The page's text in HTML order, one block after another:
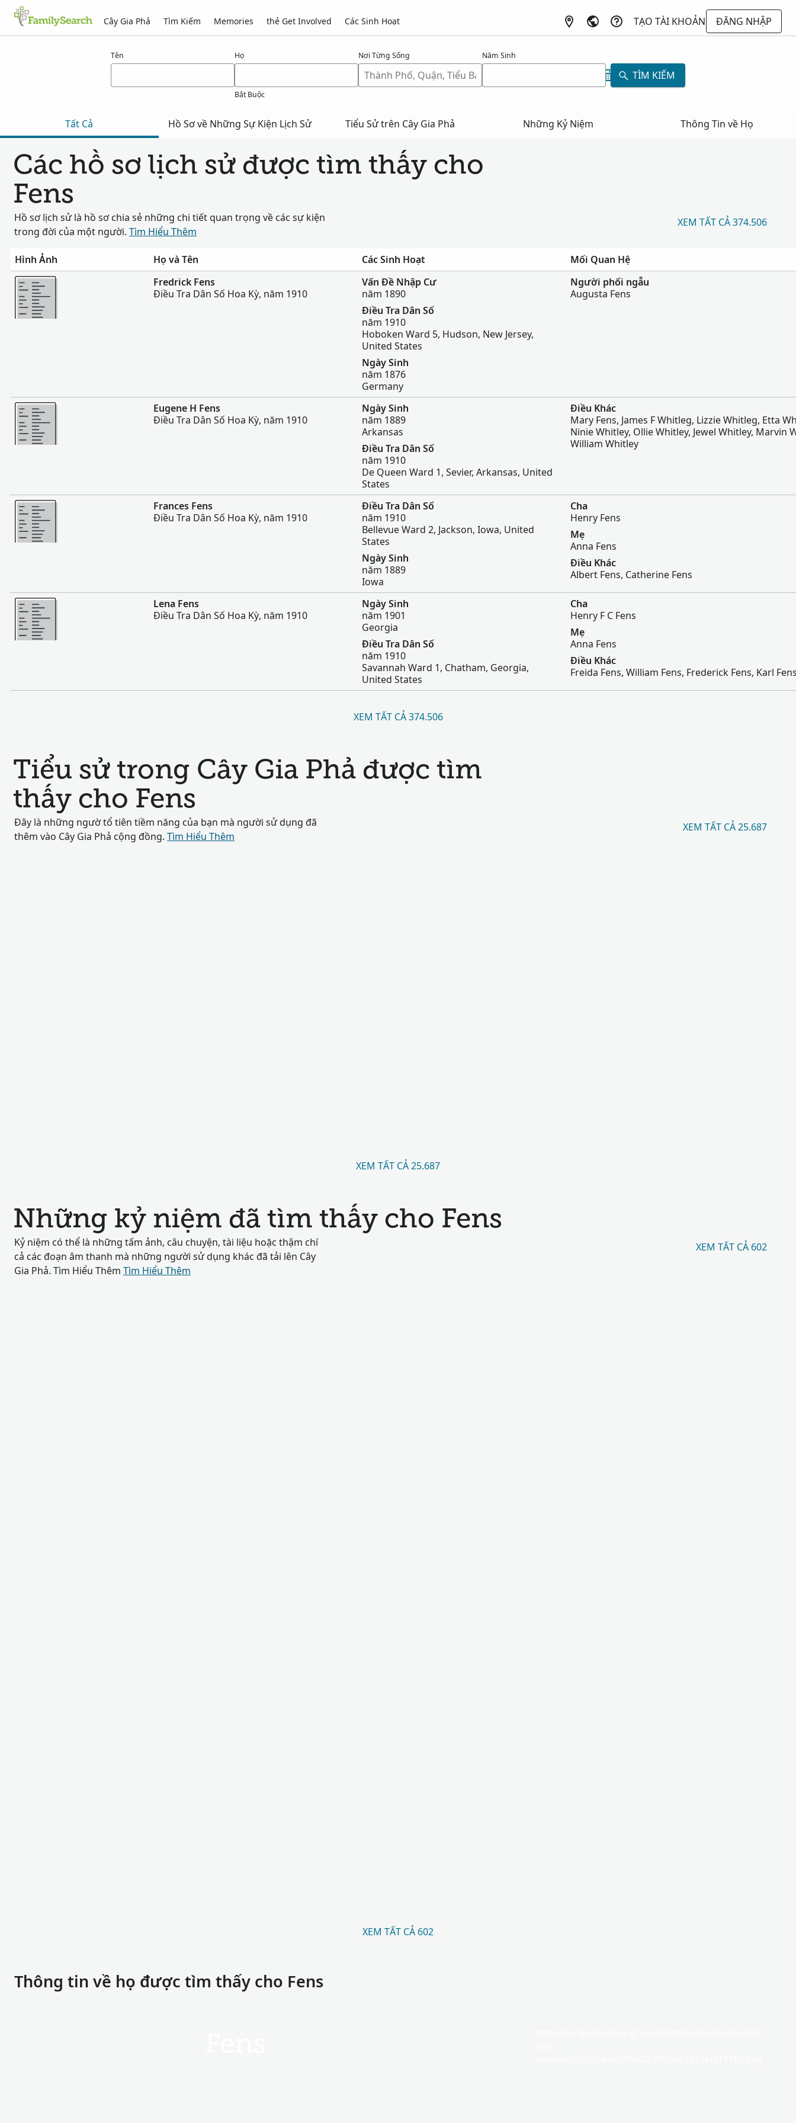
Cây Gia Phả Tìm Kiếm Memories thẻ Get Involved Các Sinh Hoạt TẠO TÀI KHOẢN
ĐĂNG NHẬP
Tên Họ
Bắt Buộc
Nơi Từng Sống Năm Sinh
TÌM KIẾM
Tất Cả Hồ Sơ về Những Sự Kiện Lịch Sử Tiểu Sử trên Cây Gia Phả Những Kỷ Niệm Thông Tin về Họ
Các hồ sơ lịch sử được tìm thấy cho
Fens
Hồ sơ lịch sử là hồ sơ chia sẻ những chi tiết quan trọng về các sự kiện
trong đời của một người. Tìm Hiểu Thêm
XEM TẤT CẢ 374.506
Hình Ảnh Họ và Tên Các Sinh Hoạt
Mối Quan Hệ
Nhiều Hơn
Fredrick Fens
Điều Tra Dân Số Hoa Kỳ, năm 1910
Vấn Đề Nhập Cư
năm 1890
Điều Tra Dân Số
năm 1910
Hoboken Ward 5, Hudson, New Jersey,
United States
Ngày Sinh
năm 1876
Germany
Người phối ngẫu
Augusta Fens
Nhiều Hơn
Eugene H Fens
Điều Tra Dân Số Hoa Kỳ, năm 1910
Ngày Sinh
năm 1889
Arkansas
Điều Tra Dân Số
năm 1910
De Queen Ward 1, Sevier, Arkansas, United
States
Điều Khác
Mary Fens, James F Whitleg, Lizzie Whitleg, Etta
Ninie Whitley, Ollie Whitley, Jewel Whitley, Marvin
William Whitley
Nhiều Hơn
Frances Fens
Điều Tra Dân Số Hoa Kỳ, năm 1910
Điều Tra Dân Số
năm 1910
Bellevue Ward 2, Jackson, Iowa, United
States
Ngày Sinh
năm 1889
Iowa
Cha
Henry Fens
Mẹ
Anna Fens
Điều Khác
Albert Fens, Catherine Fens
Nhiều Hơn
Lena Fens
Điều Tra Dân Số Hoa Kỳ, năm 1910
Ngày Sinh
năm 1901
Georgia
Điều Tra Dân Số
năm 1910
Savannah Ward 1, Chatham, Georgia,
United States
Cha
Henry F C Fens
Mẹ
Anna Fens
Điều Khác
Freida Fens, William Fens, Frederick Fens, Karl
XEM TẤT CẢ 374.506
Tiểu sử trong Cây Gia Phả được tìm
thấy cho Fens
Đây là những ngườ tổ tiên tiềm năng của bạn mà người sử dụng đã
thêm vào Cây Gia Phả cộng đồng. Tìm Hiểu Thêm
XEM TẤT CẢ 25.687
XEM TẤT CẢ 25.687
Những kỷ niệm đã tìm thấy cho Fens
Kỷ niệm có thể là những tấm ảnh, câu chuyện, tài liệu hoặc thậm chí
cả các đoạn âm thanh mà những người sử dụng khác đã tải lên Cây
Gia Phả. Tìm Hiểu Thêm Tìm Hiểu Thêm
XEM TẤT CẢ 602
XEM TẤT CẢ 602
Thông tin về họ được tìm thấy cho Fens